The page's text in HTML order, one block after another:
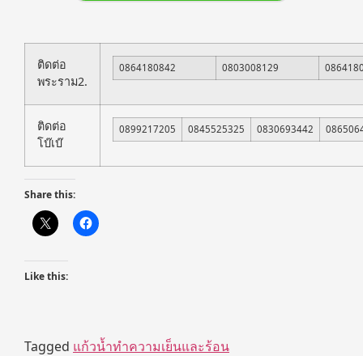
ติดต่อ
พระราม2.
0864180842 0803008129
ติดต่อ
โบ๊เบ๊
0899217205 0845525325 0830693442
Share this:
Like this:
Tagged แก้วน้ำทำความเย็นและร้อน